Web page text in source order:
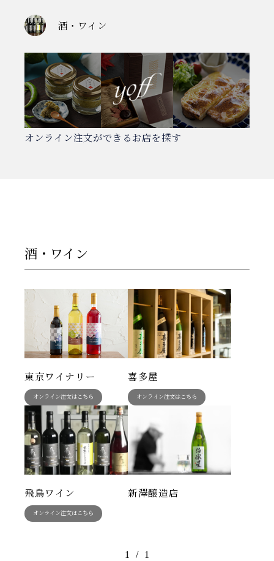
酒・ワイン
オンライン注文ができるお店を探す
酒・ワイン
東京ワイナリー
オンライン注文はこちら
喜多屋
オンライン注文はこちら
飛鳥ワイン
オンライン注文はこちら
新澤醸造店
1 / 1